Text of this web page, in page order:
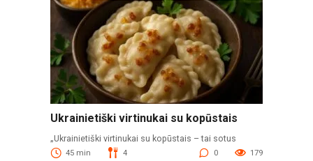
Ukrainietiški virtinukai su kopūstais
„Ukrainietiški virtinukai su kopūstais – tai sotus
45 min 4 0 179